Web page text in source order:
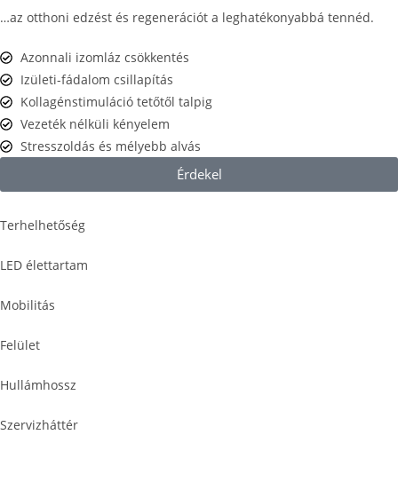
…az otthoni edzést és regenerációt a leghatékonyabbá tennéd.
Azonnali izomláz csökkentés
Izületi-fádalom csillapítás
Kollagénstimuláció tetőtől talpig
Vezeték nélküli kényelem
Stresszoldás és mélyebb alvás
Érdekel
Terhelhetőség
LED élettartam
Mobilitás
Felület
Hullámhossz
Szervizháttér